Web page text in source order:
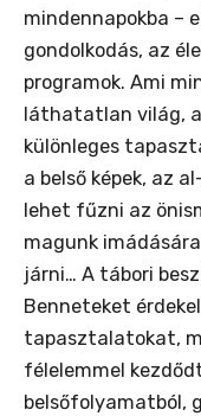
mindennapokba –
gondolkodás, az
programok. Ami
láthatatlan világ,
különleges
a belső képek, az
lehet fűzni az
magunk
járni… A tábori
Benneteket
tapasztalatokat,
félelemmel
belsőfolyamatból,